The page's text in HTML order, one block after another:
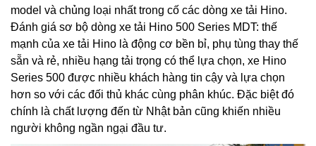
model và chủng loại nhất trong cố các dòng xe tải Hino.
Đánh giá sơ bộ dòng xe tải Hino 500 Series MDT: thế
mạnh của xe tải Hino là động cơ bền bỉ, phụ tùng thay thế
sẵn và rẻ, nhiều hạng tải trọng có thể lựa chọn, xe Hino
Series 500 được nhiều khách hàng tin cậy và lựa chọn
hơn so với các đối thủ khác cùng phân khúc. Đặc biệt đó
chính là chất lượng đến từ Nhật bản cũng khiến nhiều
người không ngần ngại đầu tư.